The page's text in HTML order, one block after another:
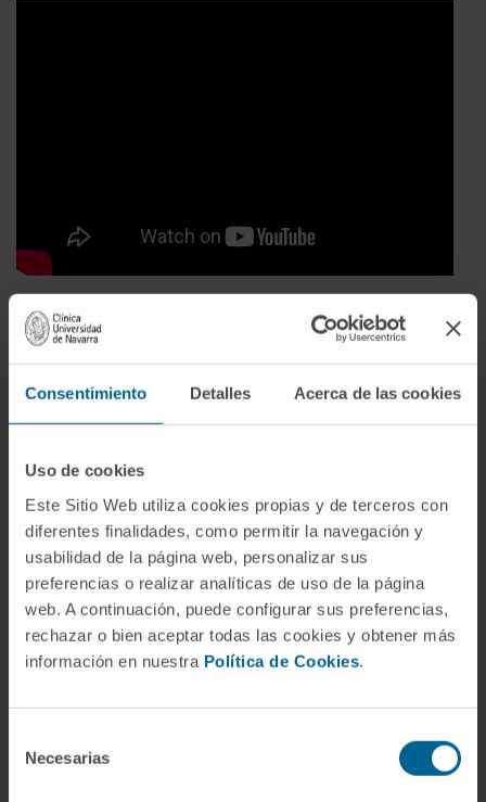
Consentimiento Detalles Acerca de las cookies
Uso de cookies
Este Sitio Web utiliza cookies propias y de terceros con
diferentes finalidades, como permitir la navegación y
usabilidad de la página web, personalizar sus
preferencias o realizar analíticas de uso de la página
web. A continuación, puede configurar sus preferencias,
rechazar o bien aceptar todas las cookies y obtener más
información en nuestra Política de Cookies.
Necesarias
Esperanzada y realista: “Esta enfermedad es una
lucha constante. Yo la comparo con una montaña
rusa, aunque lo cierto es que, con el tiempo, esas
curvas se van allanando. Después de diecisiete
importante ser realistas, porque esto no es un
camino de rosas. He tenido mis bajones, pero he
seguido peleando gracias al apoyo constante de mi
marido”.
A Paloma le detectaron el melanoma cuando tenía
51 años, y su expectativa eran las 60 velas.
“Aquello ya me pareció mucho”. Pero mientras iban
progresando los ensayos, ella fue ampliando la
aprendido muchas cosas, especialmente sobre mí